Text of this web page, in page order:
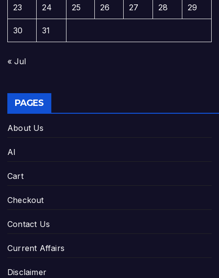
23 24 25 26 27 28 29
30 31
« Jul
PAGES
About Us
AI
Cart
Checkout
Contact Us
Current Affairs
Disclaimer